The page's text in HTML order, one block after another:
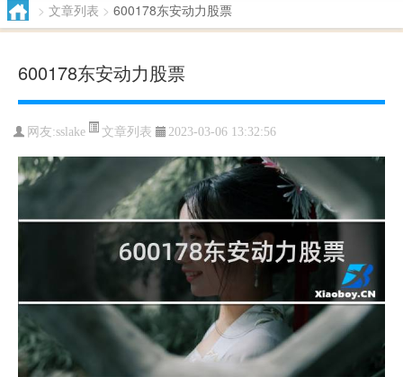
> 文章列表 > 600178东安动力股票
600178东安动力股票
网友:sslake 文章列表 2023-03-06 13:32:56